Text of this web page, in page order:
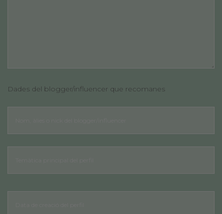
Dades del blogger/influencer que recomanes